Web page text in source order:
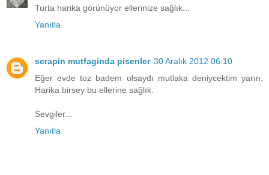
Turta harika görünüyor ellerinize sağlık...
Yanıtla
serapin mutfaginda pisenler 30 Aralık 2012 06:10
Eğer evde toz badem olsaydı mutlaka deniycektim yarın.
Harika birsey bu ellerine sağlık.
Sevgiler...
Yanıtla